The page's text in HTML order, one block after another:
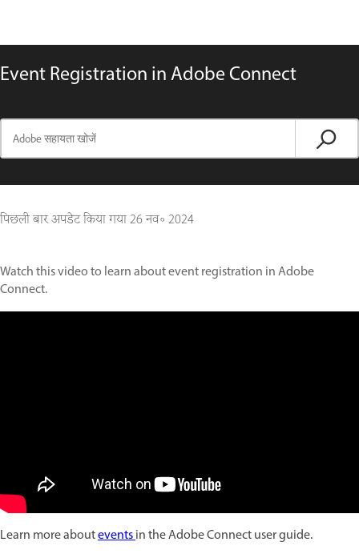
Event Registration in Adobe Connect
पिछली बार अपडेट किया गया26 नव॰ 2024
Watch this video to learn about event registration in Adobe
Connect.
Learn more abouteventsin the Adobe Connect user guide.